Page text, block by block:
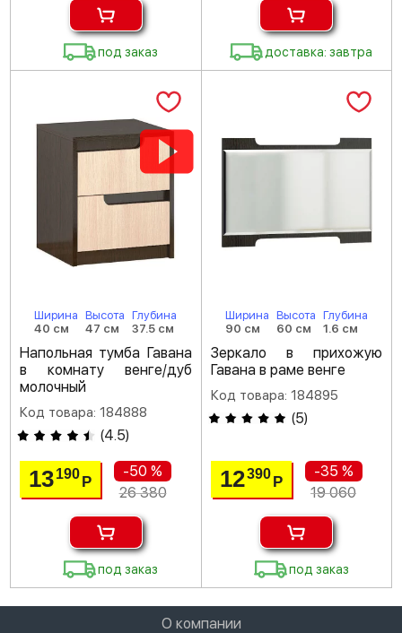
под заказ доставка: завтра
Ширина
40 см
Высота
47 см
Глубина
37.5 см
Напольная тумба Гавана
в комнату венге/дуб
молочный
Код товара: 184888
(4.5)
13190Р
-50 %
26 380
под заказ
Ширина
90 см
Высота
60 см
Глубина
1.6 см
Зеркало в прихожую
Гавана в раме венге
Код товара: 184895
(5)
12390 Р
-35 %
19 060
под заказ
О компании